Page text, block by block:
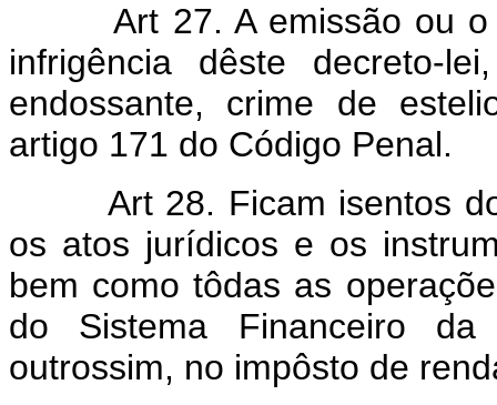
Art 27. A emissão ou o
infrigência dêste decreto-
endossante, crime de
artigo 171 do Código Penal.
Art 28. Ficam isentos do
os atos jurídicos e os
bem como tôdas as
do Sistema Financeiro da
outrossim, no impôsto de